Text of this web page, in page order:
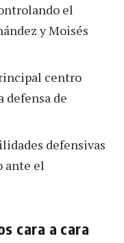
el
y Moisés
centro
defensa de
defensivas
ante el
cara a cara